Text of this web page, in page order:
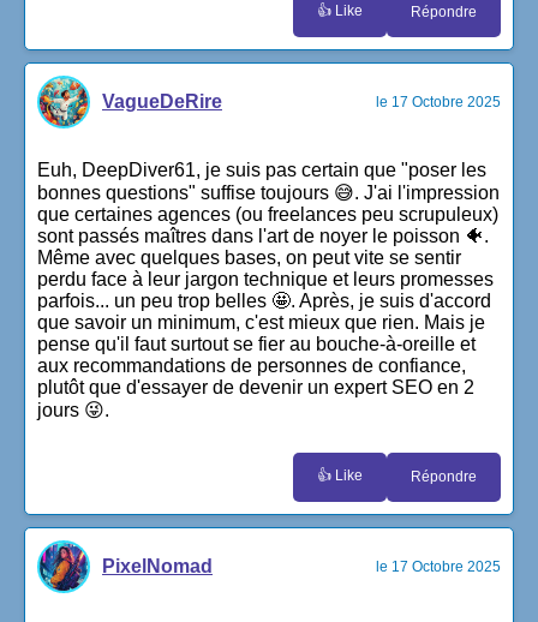
👍 Like Répondre
VagueDeRire le 17 Octobre 2025
Euh, DeepDiver61, je suis pas certain que "poser les
bonnes questions" suffise toujours 😅. J'ai l'impression
que certaines agences (ou freelances peu scrupuleux)
sont passés maîtres dans l'art de noyer le poisson 🐠.
Même avec quelques bases, on peut vite se sentir
perdu face à leur jargon technique et leurs promesses
parfois... un peu trop belles 🤩. Après, je suis d'accord
que savoir un minimum, c'est mieux que rien. Mais je
pense qu'il faut surtout se fier au bouche-à-oreille et
aux recommandations de personnes de confiance,
plutôt que d'essayer de devenir un expert SEO en 2
jours 😜.
👍 Like Répondre
PixelNomad le 17 Octobre 2025